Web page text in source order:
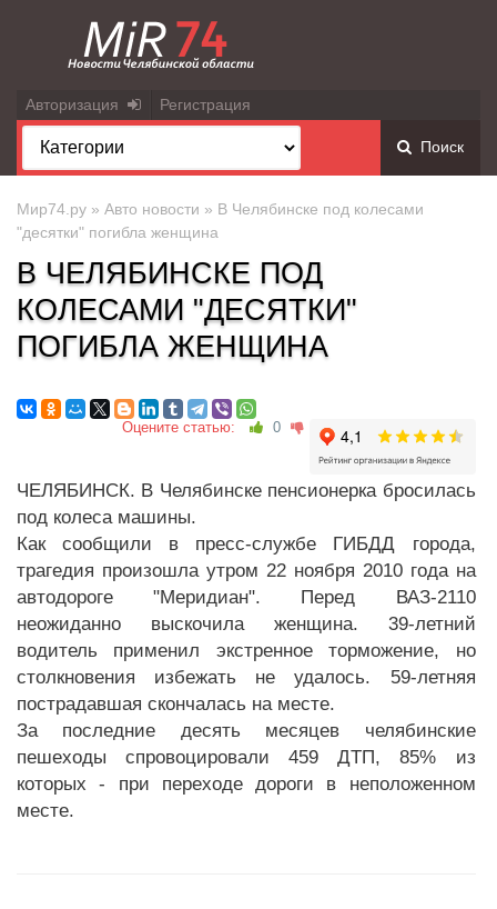
Авторизация Регистрация
Поиск
Мир74.ру » Авто новости » В Челябинске под колесами
"десятки" погибла женщина
В ЧЕЛЯБИНСКЕ ПОД
КОЛЕСАМИ "ДЕСЯТКИ"
ПОГИБЛА ЖЕНЩИНА
Оцените статью: 0
ЧЕЛЯБИНСК. В Челябинске пенсионерка бросилась
под колеса машины.
Как сообщили в пресс-службе ГИБДД города,
трагедия произошла утром 22 ноября 2010 года на
автодороге "Меридиан". Перед ВАЗ-2110
неожиданно выскочила женщина. 39-летний
водитель применил экстренное торможение, но
столкновения избежать не удалось. 59-летняя
пострадавшая скончалась на месте.
За последние десять месяцев челябинские
пешеходы спровоцировали 459 ДТП, 85% из
которых - при переходе дороги в неположенном
месте.